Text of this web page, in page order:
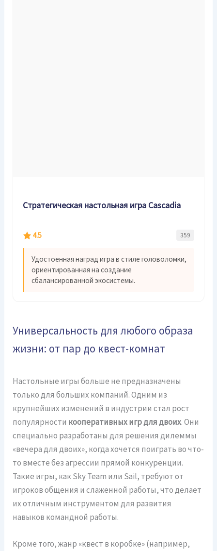
Стратегическая настольная игра Cascadia
4.5 359
Удостоенная наград игра в стиле головоломки,
ориентированная на создание
сбалансированной экосистемы.
Универсальность для любого образа
жизни: от пар до квест-комнат
Настольные игры больше не предназначены
только для больших компаний. Одним из
крупнейших изменений в индустрии стал рост
популярности кооперативных игр для двоих. Они
специально разработаны для решения дилеммы
«вечера для двоих», когда хочется поиграть во что-
то вместе без агрессии прямой конкуренции.
Такие игры, как Sky Team или Sail, требуют от
игроков общения и слаженной работы, что делает
их отличным инструментом для развития
навыков командной работы.
Кроме того, жанр «квест в коробке» (например,